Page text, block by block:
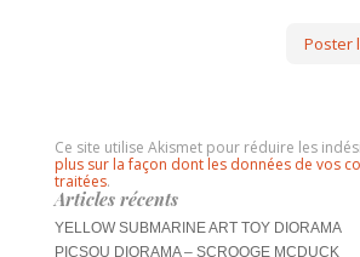
Ce site utilise Akismet pour réduire les
plus sur la façon dont les données de vos
traitées.
Articles récents
YELLOW SUBMARINE ART TOY DIORAMA
PICSOU DIORAMA – SCROOGE MCDUCK